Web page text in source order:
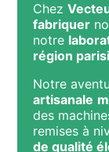
Chez
fabriquer
notre
région
Notre
artisanale
des
remises à
de qualité